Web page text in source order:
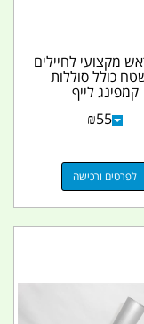
מקצועי לחיילים
כולל סוללות
קמפינג לייף
₪55
לפרטים ורכישה